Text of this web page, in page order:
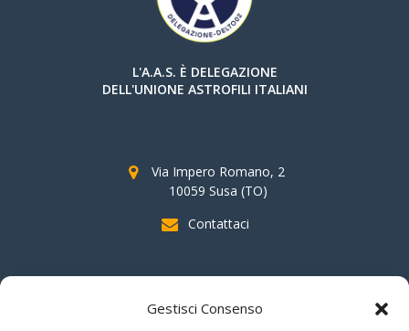
Gestisci Consenso
L'A.A.S. È DELEGAZIONE
DELL'UNIONE ASTROFILI ITALIANI
Via Impero Romano, 2
10059 Susa (TO)
Contattaci
SOSTIENI AAS